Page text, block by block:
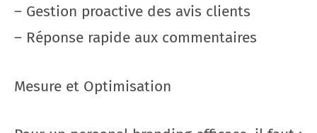
– Gestion proactive des avis clients
– Réponse rapide aux commentaires
Mesure et Optimisation